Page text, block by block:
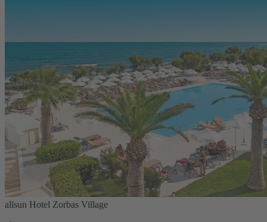
allsun Hotel Zorbas Village